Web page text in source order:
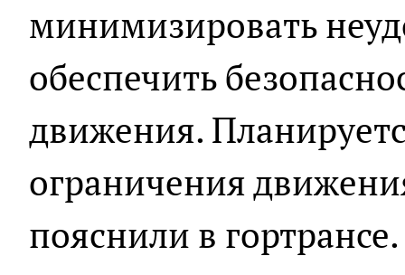
минимизировать
обеспечить
движения.
ограничения
пояснили в гортрансе.